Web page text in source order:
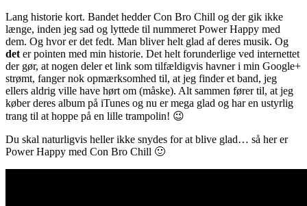
Lang historie kort. Bandet hedder Con Bro Chill og der gik ikke
længe, inden jeg sad og lyttede til nummeret Power Happy med
dem. Og hvor er det fedt. Man bliver helt glad af deres musik. Og
det er pointen med min historie. Det helt forunderlige ved internettet
der gør, at nogen deler et link som tilfældigvis havner i min Google+
strømt, fanger nok opmærksomhed til, at jeg finder et band, jeg
ellers aldrig ville have hørt om (måske). Alt sammen fører til, at jeg
køber deres album på iTunes og nu er mega glad og har en ustyrlig
trang til at hoppe på en lille trampolin! 😉
Du skal naturligvis heller ikke snydes for at blive glad… så her er
Power Happy med Con Bro Chill 🙂